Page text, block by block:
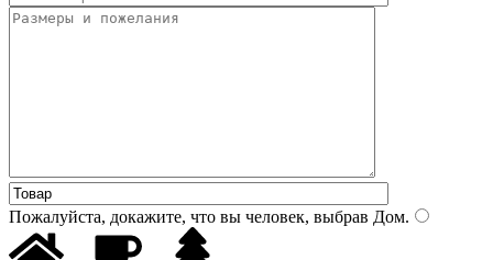
Пожалуйста, докажите, что вы человек, выбрав Дом.